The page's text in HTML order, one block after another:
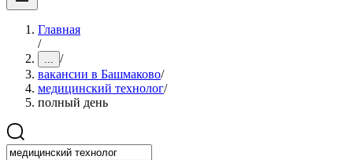
Главная
/
... /
вакансии в Башмаково/
медицинский технолог/
полный день